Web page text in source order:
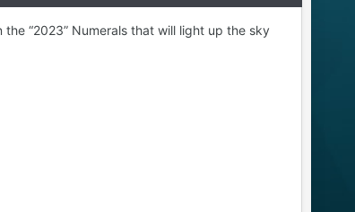
“2023” Numerals that will light up the sky